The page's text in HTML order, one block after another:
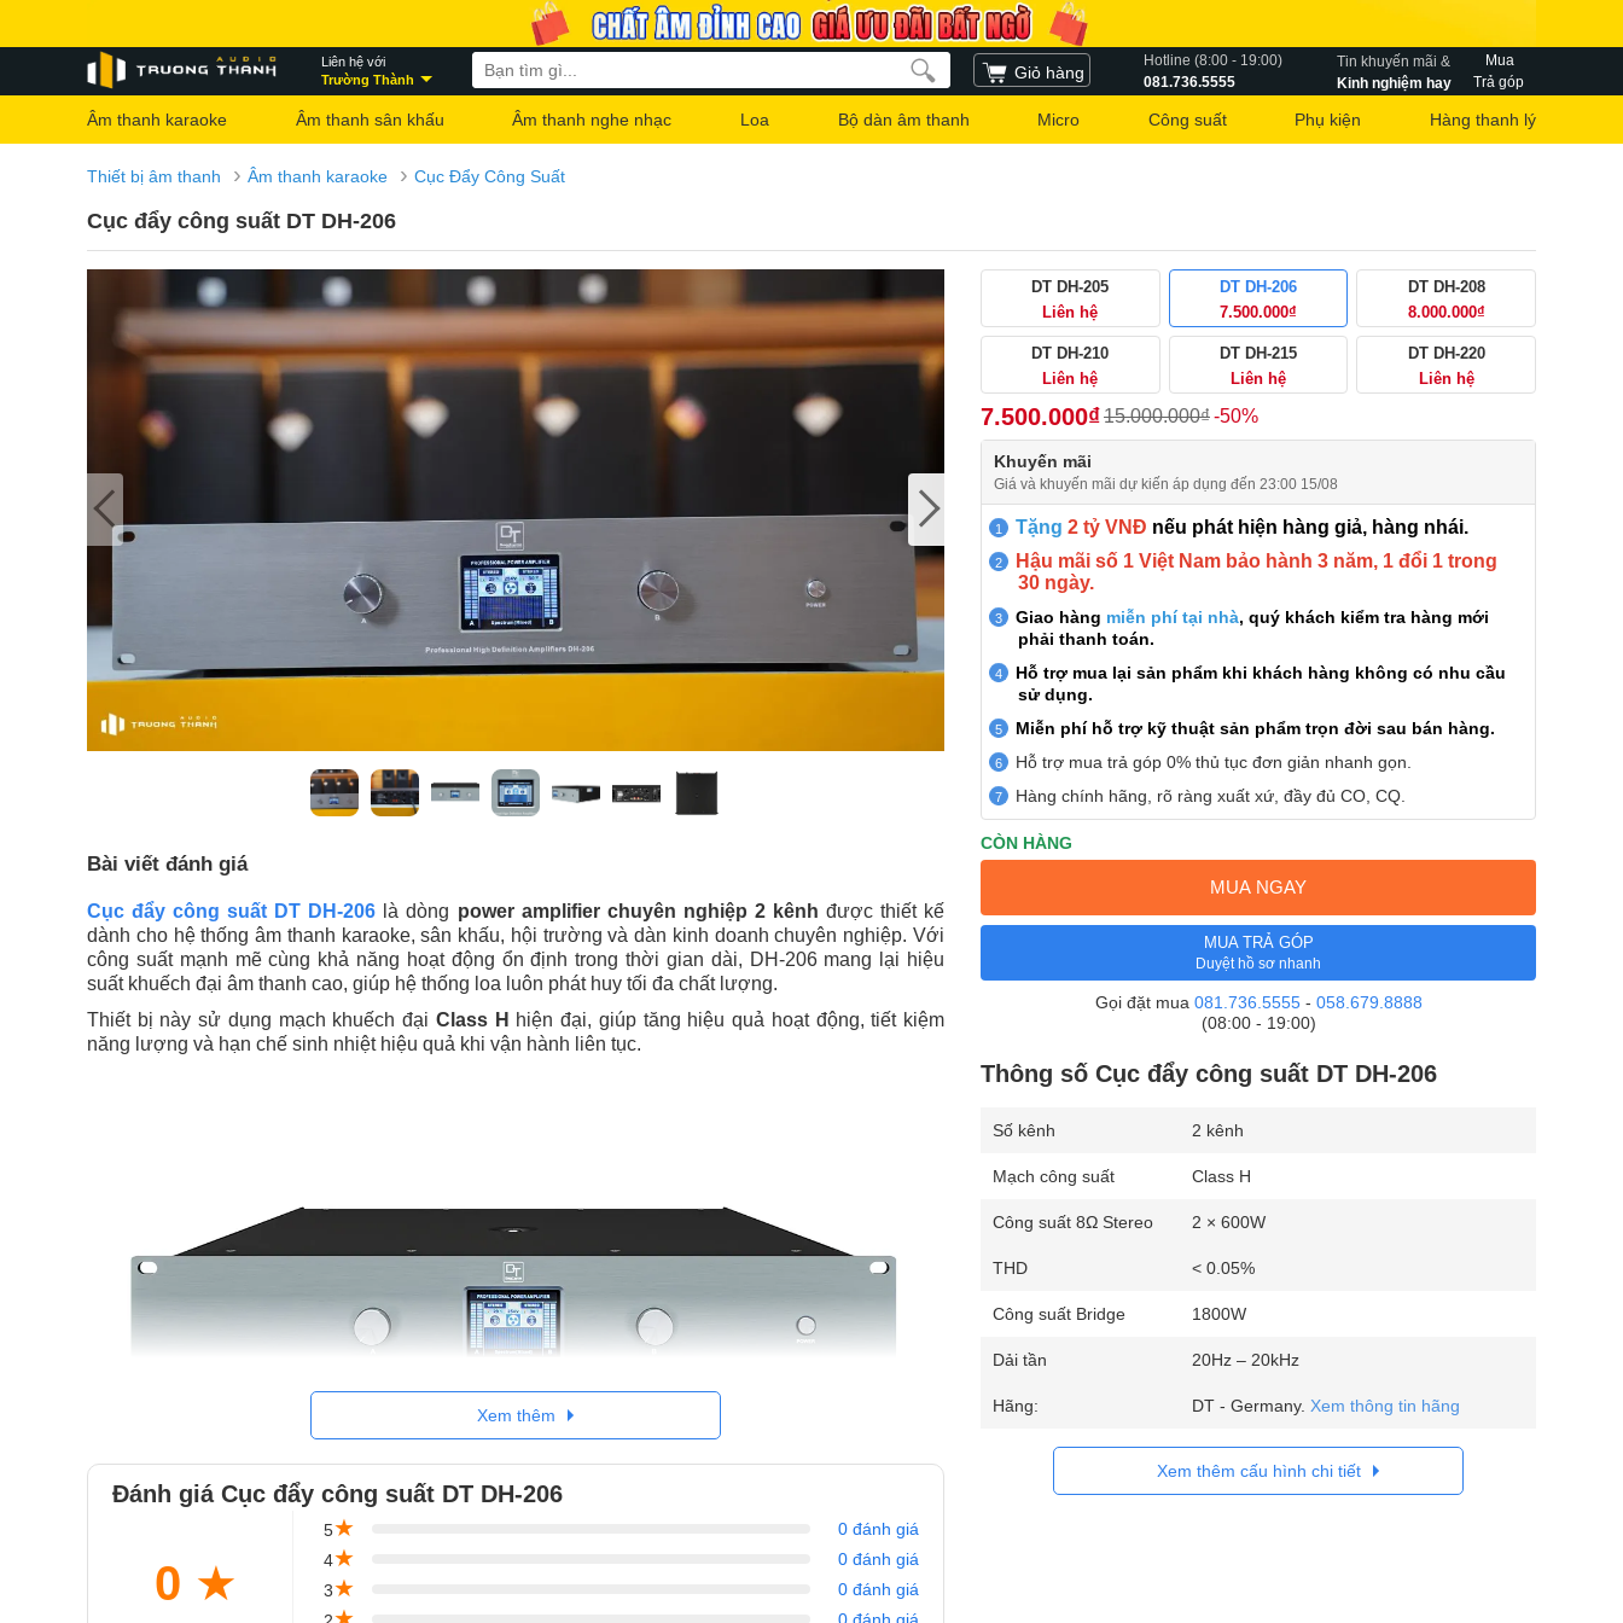
Liên hệ với
Trường Thành
Giỏ hàng
Hotline (8:00 - 19:00)
081.736.5555
Tin khuyến mãi &
Kinh nghiệm hay
Mua
Trả góp
Âm thanh karaoke Âm thanh sân khấu Âm thanh nghe nhạc Loa Bộ dàn âm thanh Micro Công suất Phụ kiện Hàng thanh lý
Thiết bị âm thanh › Âm thanh karaoke › Cục Đẩy Công Suất
Cục đẩy công suất DT DH-206
Bài viết đánh giá
Cục đẩy công suất DT DH-206 là dòng power amplifier chuyên nghiệp 2 kênh được thiết kế
dành cho hệ thống âm thanh karaoke, sân khấu, hội trường và dàn kinh doanh chuyên nghiệp. Với
công suất mạnh mẽ cùng khả năng hoạt động ổn định trong thời gian dài, DH-206 mang lại hiệu
suất khuếch đại âm thanh cao, giúp hệ thống loa luôn phát huy tối đa chất lượng.
Thiết bị này sử dụng mạch khuếch đại Class H hiện đại, giúp tăng hiệu quả hoạt động, tiết kiệm
năng lượng và hạn chế sinh nhiệt hiệu quả khi vận hành liên tục.
Cục đẩy công suất DT DH-206 có Công suất hoạt động mạnh mẽ
DH này được trang bị mức công suất phù hợp với nhiều hệ thống âm thanh chuyên
Xem thêm
Đánh giá Cục đẩy công suất DT DH-206
0 ★
5★
0 đánh giá
4★
0 đánh giá
3★
0 đánh giá
DT DH-205
Liên hệ
DT DH-206
7.500.000₫
DT DH-208
8.000.000₫
DT DH-210
Liên hệ
DT DH-215
Liên hệ
DT DH-220
Liên hệ
7.500.000₫15.000.000₫-50%
Khuyến mãi
Giá và khuyến mãi dự kiến áp dụng đến 23:00 15/08
Tặng 2 tỷ VNĐ nếu phát hiện hàng giả, hàng nhái.
Hậu mãi số 1 Việt Nam bảo hành 3 năm, 1 đổi 1 trong
30 ngày.
Giao hàng miễn phí tại nhà, quý khách kiểm tra hàng mới
phải thanh toán.
Hỗ trợ mua lại sản phẩm khi khách hàng không có nhu cầu
sử dụng.
Miễn phí hỗ trợ kỹ thuật sản phẩm trọn đời sau bán hàng.
Hỗ trợ mua trả góp 0% thủ tục đơn giản nhanh gọn.
Hàng chính hãng, rõ ràng xuất xứ, đầy đủ CO, CQ.
CÒN HÀNG
MUA NGAY
MUA TRẢ GÓP
Duyệt hồ sơ nhanh
Gọi đặt mua 081.736.5555- 058.679.8888
(08:00 - 19:00)
Thông số Cục đẩy công suất DT DH-206
Số kênh 2 kênh
Mạch công suất Class H
Công suất 8Ω Stereo 2 × 600W
THD < 0.05%
Công suất Bridge 1800W
Dải tần 20Hz – 20kHz
Hãng: DT - Germany. Xem thông tin hãng
Xem thêm cấu hình chi tiết